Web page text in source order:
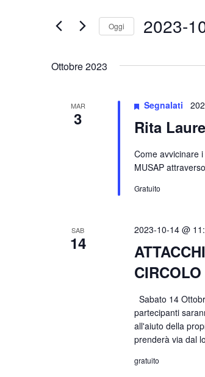
viste
Navigazione
Cerca
Parola
Oggi 2023-
Ottobre 2023
MAR
3 Rita
Segnalati
Come avvicinare
MUSAP
Gratuito
SAB
14
2023-10-14 @
Sabato 14
partecipanti
all'aiuto della
prenderà via dal
gratuito